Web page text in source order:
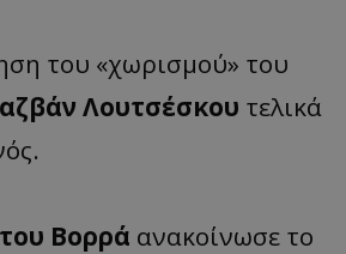
του «χωρισμού» του
Λουτσέσκου τελικά
Βορρά ανακοίνωσε το